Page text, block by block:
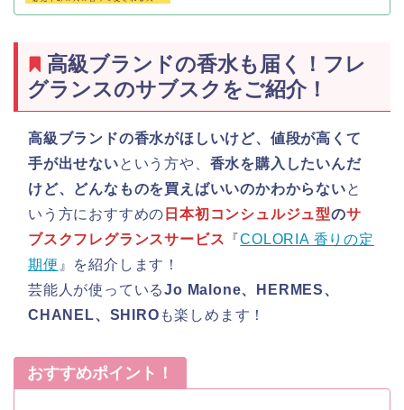
高級ブランドの香水も届く！フレ
グランスのサブスクをご紹介！
高級ブランドの香水がほしいけど、値段が高くて
手が出せないという方や、 香水を購入したいんだ
けど、どんなものを買えばいいのかわからないと
いう方におすすめの 日本初コンシュルジュ型のサ
ブスクフレグランスサービス 『COLORIA 香りの定
期便 』を紹介します！
芸能人が使っているJo Malone、HERMES、
CHANEL、SHIRO も楽しめます！
おすすめポイント！